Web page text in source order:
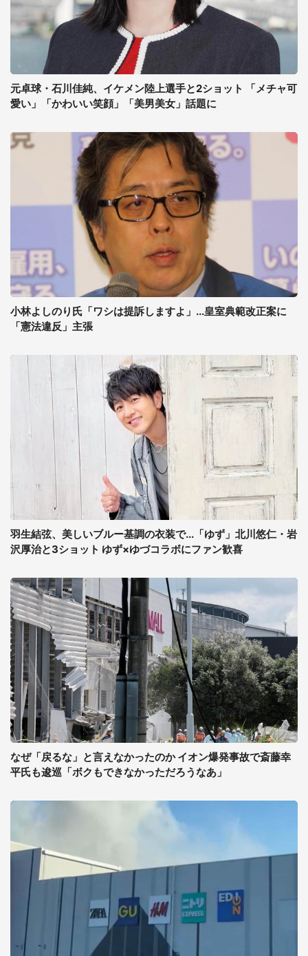
元卓球・石川佳純、イケメン陸上選手と2ショット 「メチャ可
愛い」「かわいい笑顔」「美男美女」話題に
小林よしのり氏「ワシは提訴しますよ」...皇室典範改正案に
「憲法違反」主張
羽生結弦、美しいブルー基調の衣装で...「ゆず」北川悠仁・岩
沢厚治と3ショット ゆず×ゆづコラボにファン歓喜
なぜ「戻るな」と言えなかったのか イオン爆発事故で斎藤幸
平氏も逡巡「ボクもできなかっただろうなあ」